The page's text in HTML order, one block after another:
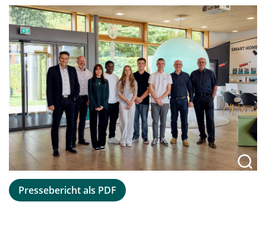
Pressebericht als PDF